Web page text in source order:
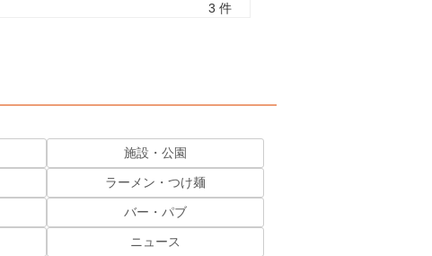
3 件
施設・公園
ラーメン・つけ麺
バー・パブ
ニュース